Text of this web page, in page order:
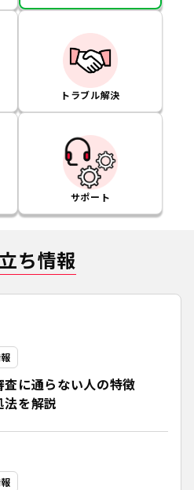
トラブル解決
サポート
ち情報
に通らない人の特徴
を解説